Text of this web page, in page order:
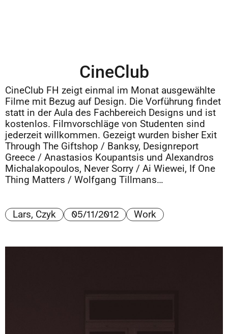
CineClub
CineClub FH zeigt einmal im Monat ausgewählte
Filme mit Bezug auf Design. Die Vorführung findet
statt in der Aula des Fachbereich Designs und ist
kostenlos. Filmvorschläge von Studenten sind
jederzeit willkommen. Gezeigt wurden bisher Exit
Through The Giftshop / Banksy, Designreport
Greece / Anastasios Koupantsis und Alexandros
Michalakopoulos, Never Sorry / Ai Wiewei, If One
Thing Matters / Wolfgang Tillmans…
Lars, Czyk 05/11/2012 Work